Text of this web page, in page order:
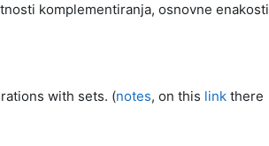
komplementiranja, osnovne enakosti
with sets. (notes, on this linkthere